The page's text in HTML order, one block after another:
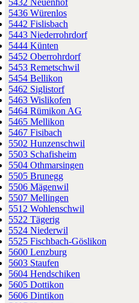
5436 Würenlos
5442 Fislisbach
5443 Niederrohrdorf
5444 Künten
5452 Oberrohrdorf
5453 Remetschwil
5454 Bellikon
5462 Siglistorf
5463 Wislikofen
5464 Rümikon AG
5465 Mellikon
5467 Fisibach
5502 Hunzenschwil
5503 Schafisheim
5504 Othmarsingen
5505 Brunegg
5506 Mägenwil
5507 Mellingen
5512 Wohlenschwil
5522 Tägerig
5524 Niederwil
5525 Fischbach-Göslikon
5600 Lenzburg
5603 Staufen
5604 Hendschiken
5605 Dottikon
5606 Dintikon